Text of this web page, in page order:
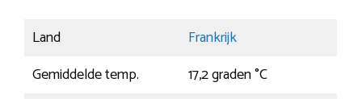
Land
Frankrijk
Gemiddelde temp.
17,2 graden °C